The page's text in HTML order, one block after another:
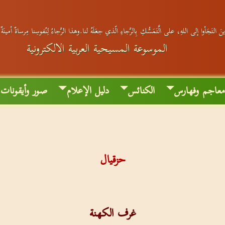
إلى اللهِ، على الَّتَمَسُّكِ بِالرَّجاءِ الّذي جعَلَهُ لنا.وهذا الرَّجاءُ لِنُفوسِنا مِرساةٌ
الموسوعة المسيحية العربية الالكترونية
معاجم وفهارس الكنائس دليل الإعلام صور وأيقونات
حزقيال
غرف الكهنة